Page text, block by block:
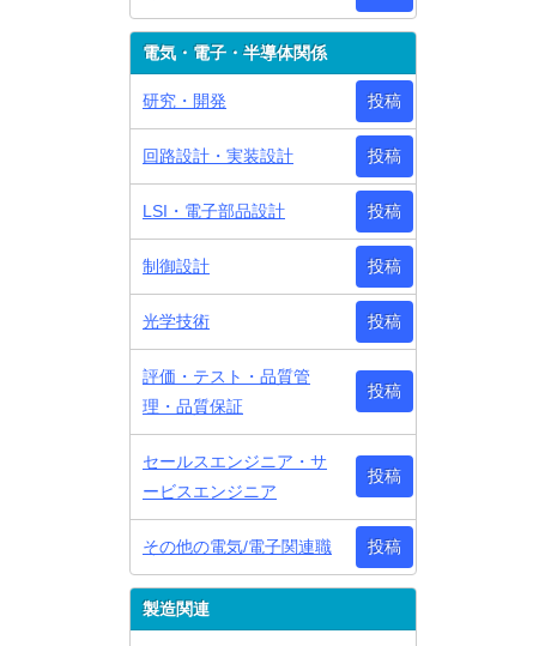
電気・電子・半導体関係
研究・開発 投稿
回路設計・実装設計 投稿
LSI・電子部品設計 投稿
制御設計 投稿
光学技術 投稿
評価・テスト・品質管
理・品質保証
投稿
セールスエンジニア・サ
ービスエンジニア
投稿
その他の電気/電子関連職 投稿
製造関連